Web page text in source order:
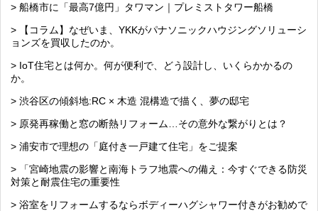
> 船橋市に「最高7億円」タワマン｜プレミストタワー船橋
> 【コラム】なぜいま、YKKがパナソニックハウジングソリューシ
ョンズを買収したのか。
> IoT住宅とは何か。何が便利で、どう設計し、いくらかかるの
か。
> 渋谷区の傾斜地:RC × 木造 混構造で描く、夢の邸宅
> 原発再稼働と窓の断熱リフォーム…その意外な繋がりとは？
> 浦安市で理想の「庭付き一戸建て住宅」をご提案
> 「宮崎地震の影響と南海トラフ地震への備え：今すぐできる防災
対策と耐震住宅の重要性
> 浴室をリフォームするならボディーハグシャワー付きがお勧めで